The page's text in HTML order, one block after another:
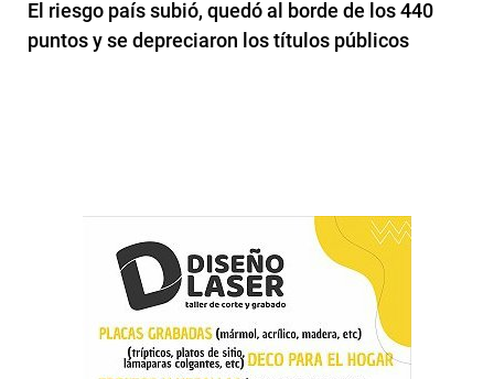
El riesgo país subió, quedó al borde de los 440
puntos y se depreciaron los títulos públicos